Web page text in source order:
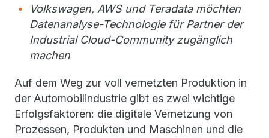
Volkswagen, AWS und Teradata möchten
Datenanalyse-Technologie für Partner der
Industrial Cloud-Community zugänglich
machen
Auf dem Weg zur voll vernetzten Produktion in
der Automobilindustrie gibt es zwei wichtige
Erfolgsfaktoren: die digitale Vernetzung von
Prozessen, Produkten und Maschinen und die